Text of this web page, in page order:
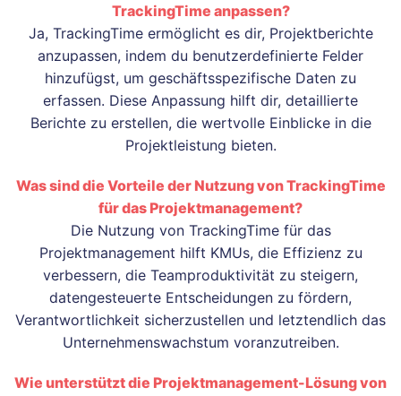
TrackingTime anpassen?
Ja, TrackingTime ermöglicht es dir, Projektberichte
anzupassen, indem du benutzerdefinierte Felder
hinzufügst, um geschäftsspezifische Daten zu
erfassen. Diese Anpassung hilft dir, detaillierte
Berichte zu erstellen, die wertvolle Einblicke in die
Projektleistung bieten.
Was sind die Vorteile der Nutzung von TrackingTime
für das Projektmanagement?
Die Nutzung von TrackingTime für das
Projektmanagement hilft KMUs, die Effizienz zu
verbessern, die Teamproduktivität zu steigern,
datengesteuerte Entscheidungen zu fördern,
Verantwortlichkeit sicherzustellen und letztendlich das
Unternehmenswachstum voranzutreiben.
Wie unterstützt die Projektmanagement-Lösung von